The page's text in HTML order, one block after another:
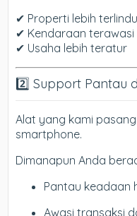
✔ Properti lebih
✔ Kendaraan terawasi
✔ Usaha lebih teratur
2️⃣ Support Pantau
Alat yang kami
smartphone.
Dimanapun Anda
Pantau keadaan
Awasi transaksi